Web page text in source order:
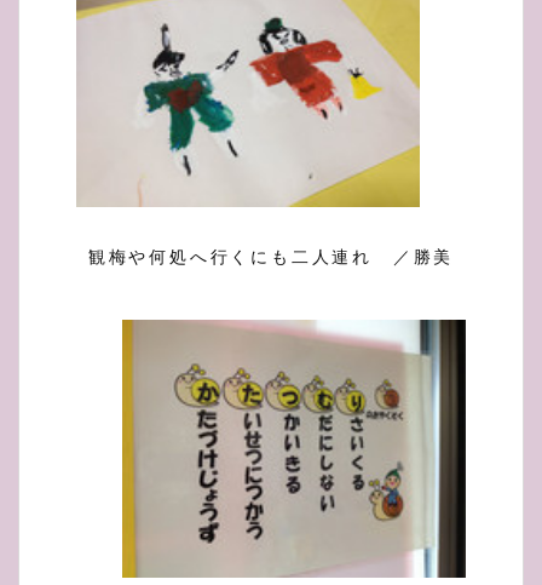
観梅や何処へ行くにも二人連れ ／勝美